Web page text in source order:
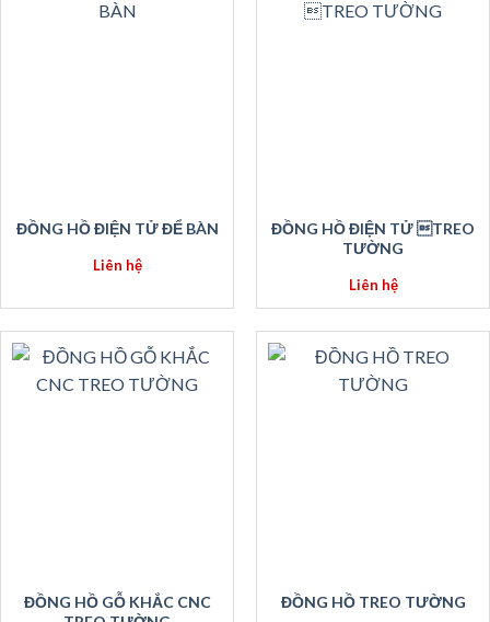
ĐỒNG HỒ ĐIỆN TỬ ĐỂ BÀN
Liên hệ
ĐỒNG HỒ ĐIỆN TỬ TREO
TƯỜNG
Liên hệ
ĐỒNG HỒ GỖ KHẮC CNC
ĐỒNG HỒ TREO TƯỜNG